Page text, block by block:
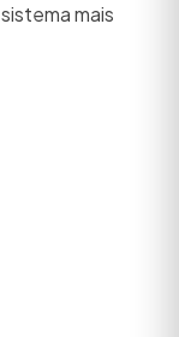
mais